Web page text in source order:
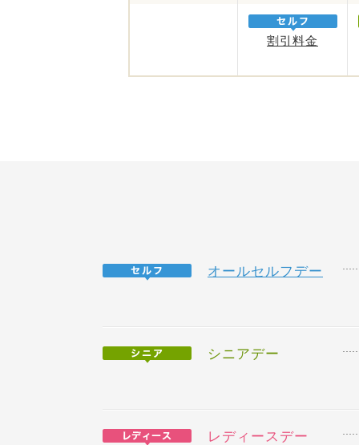
割引料金
オールセルフデー
シニアデー
レディースデー